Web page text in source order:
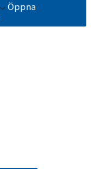
Öppna